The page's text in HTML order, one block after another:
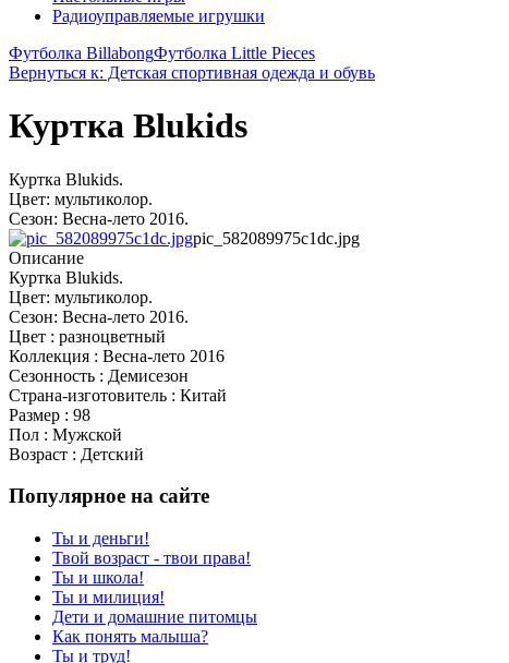
Радиоуправляемые игрушки
Футболка BillabongФутболка Little Pieces
Вернуться к: Детская спортивная одежда и обувь
Куртка Blukids
Куртка Blukids.
Цвет: мультиколор.
Сезон: Весна-лето 2016.
pic_582089975c1dc.jpg
Описание
Куртка Blukids.
Цвет: мультиколор.
Сезон: Весна-лето 2016.
Цвет : разноцветный
Коллекция : Весна-лето 2016
Сезонность : Демисезон
Страна-изготовитель : Китай
Размер : 98
Пол : Мужской
Возраст : Детский
Популярное на сайте
Ты и деньги!
Твой возраст - твои права!
Ты и школа!
Ты и милиция!
Дети и домашние питомцы
Как понять малыша?
Ты и труд!